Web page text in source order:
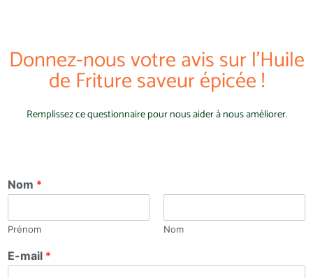
Donnez-nous votre avis sur l'Huile
de Friture saveur épicée !
Remplissez ce questionnaire pour nous aider à nous améliorer.
Nom *
Prénom Nom
E-mail *